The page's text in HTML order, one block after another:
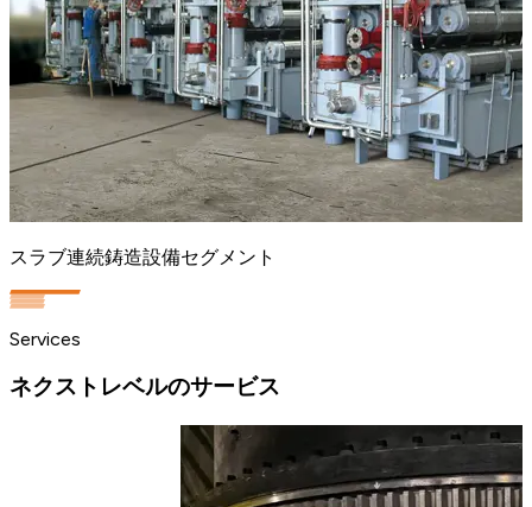
スラブ連続鋳造設備セグメント
Services
ネクストレベルのサービス